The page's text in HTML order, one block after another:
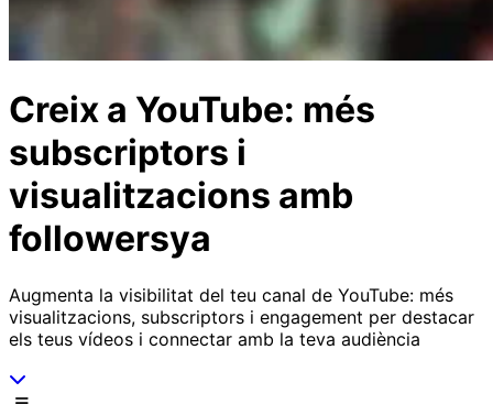
Creix a YouTube: més
subscriptors i
visualitzacions amb
followersya
Augmenta la visibilitat del teu canal de YouTube: més
visualitzacions, subscriptors i engagement per destacar
els teus vídeos i connectar amb la teva audiència
Desplaça't cap avall